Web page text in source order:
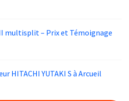
multisplit – Prix et Témoignage
HITACHI YUTAKI S à Arcueil